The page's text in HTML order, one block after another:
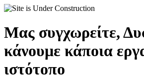
Μας συγχωρείτε,
κάνουμε κάποια
ιστότοπο